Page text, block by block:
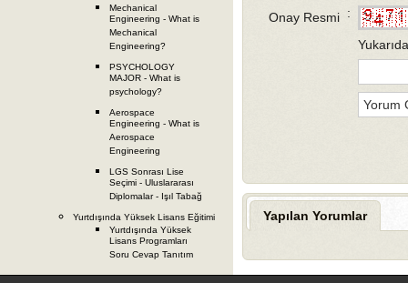
Mechanical
Engineering - What is
Mechanical
Engineering?
PSYCHOLOGY
MAJOR - What is
psychology?
Aerospace
Engineering - What is
Aerospace
Engineering
LGS Sonrası Lise
Seçimi - Uluslararası
Diplomalar - Işıl Tabağ
Yurtdışında Yüksek Lisans Eğitimi
Yurtdışında Yüksek
Lisans Programları
Soru Cevap Tanıtım
Onay Resmi :
Yapılan Yorumlar